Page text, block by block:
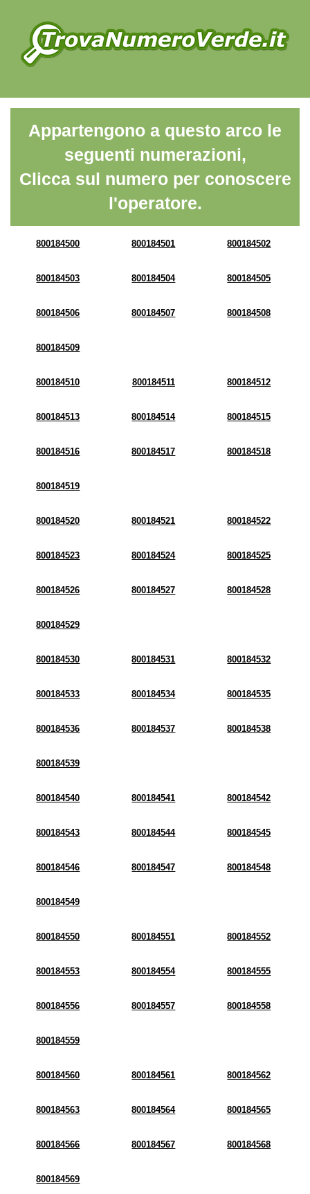
Appartengono a questo arco le
seguenti numerazioni,
Clicca sul numero per conoscere
l'operatore.
800184500 800184501 800184502
800184503 800184504 800184505
800184506 800184507 800184508
800184509
800184510 800184511 800184512
800184513 800184514 800184515
800184516 800184517 800184518
800184519
800184520 800184521 800184522
800184523 800184524 800184525
800184526 800184527 800184528
800184529
800184530 800184531 800184532
800184533 800184534 800184535
800184536 800184537 800184538
800184539
800184540 800184541 800184542
800184543 800184544 800184545
800184546 800184547 800184548
800184549
800184550 800184551 800184552
800184553 800184554 800184555
800184556 800184557 800184558
800184559
800184560 800184561 800184562
800184563 800184564 800184565
800184566 800184567 800184568
800184569